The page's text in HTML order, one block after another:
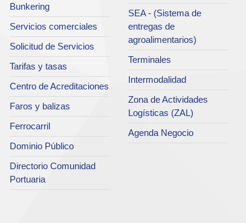
Bunkering
Servicios comerciales
Solicitud de Servicios
Tarifas y tasas
Centro de Acreditaciones
Faros y balizas
Ferrocarril
Dominio Público
Directorio Comunidad
Portuaria
SEA - (Sistema de
entregas de
agroalimentarios)
Terminales
Intermodalidad
Zona de Actividades
Logísticas (ZAL)
Agenda Negocio